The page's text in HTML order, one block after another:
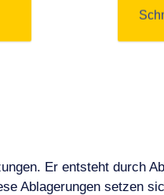
Er entsteht durch
Ablagerungen setzen